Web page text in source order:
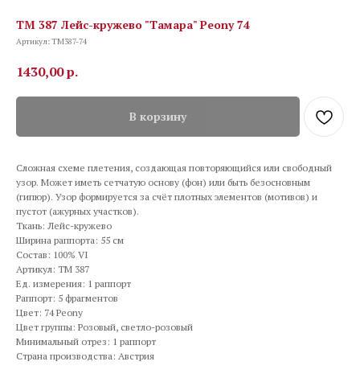
TM 387 Лейс-кружево "Тамара" Peony 74
Артикул:TM387-74
1430,00р.
В корзину
Сложная схеме плетения, создающая повторяющийся или свободный
узор. Может иметь сетчатую основу (фон) или быть безосновным
(гипюр). Узор формируется за счёт плотных элементов (мотивов) и
пустот (ажурных участков).
Ткань: Лейс-кружево
Ширина раппорта: 55 см
Состав: 100% VI
Артикул: TM 387
Ед. измерения: 1 раппорт
Раппорт: 5 фрагментов
Цвет: 74 Peony
Цвет группы: Розовый, светло-розовый
Минимальный отрез: 1 раппорт
Страна производства: Австрия